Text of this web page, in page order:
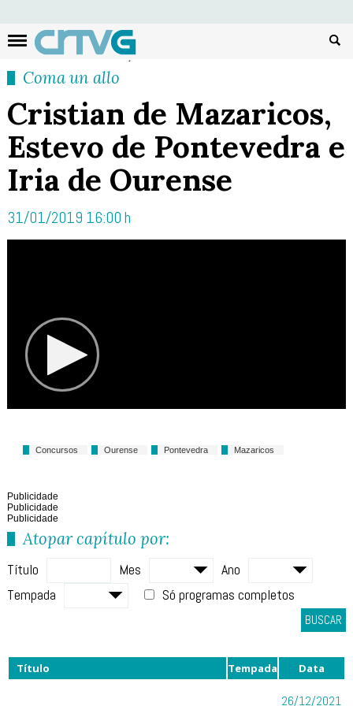
Coma un allo
Cristian de Mazaricos,
Estevo de Pontevedra e
Iria de Ourense
31/01/2019 16:00 h
Concursos Ourense Pontevedra Mazaricos
Publicidade
Publicidade
Publicidade
Atopar capítulo por:
Título Mes
Ano
Tempada
Só programas completos
BUSCAR
Título Tempada Data
26/12/2021